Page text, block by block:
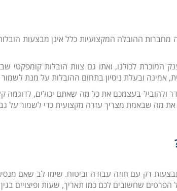
ההובלה המקצועיות כלל אינן מבצעות
לכולנו, ואתו גם צוות הובלות קומפקטי
ובעלת ניסיון בתחום ההובלות על מנת
בעצמכם את כל מה שאתם יכולים, לדוגמה
מה שבאמת מצריך עזרה מקצועית כדי לשמור על
רק עם חוזה עבודה וביטוח. שימו לב שאם
שחשובים לכם כמו תאריך, שעות ופיצויים